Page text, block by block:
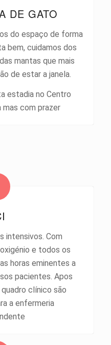
DE GATO
do espaço de forma
bem, cuidamos dos
mantas que mais
de estar a janela.
estadia no Centro
mas com prazer
intensivos. Com
e todos os
horas eminentes a
pacientes. Apos
clínico são
a enfermeria